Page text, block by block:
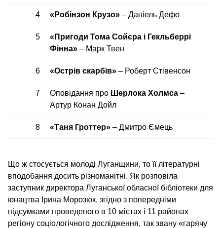
4 «Робінзон Крузо» – Даніель Дефо
5
«Пригоди Тома Сойєра і Гекльберрі
Фінна» – Марк Твен
6 «Острів скарбів» – Роберт Стівенсон
7 Оповідання про Шерлока Холмса –
Артур Конан Дойл
8 «Таня Гроттер» – Дмитро Ємець
Що ж стосується молоді Луганщини, то її літературні
вподобання досить різноманітні. Як розповіла
заступник директора Луганської обласної бібліотеки для
юнацтва Ірина Морозюк, згідно з попередніми
підсумками проведеного в 10 містах і 11 районах
регіону соціологічного дослідження, так звану «гарячу